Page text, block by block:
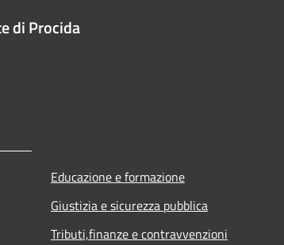
di Procida
Educazione e formazione
Giustizia e sicurezza pubblica
Tributi,finanze e contravvenzioni